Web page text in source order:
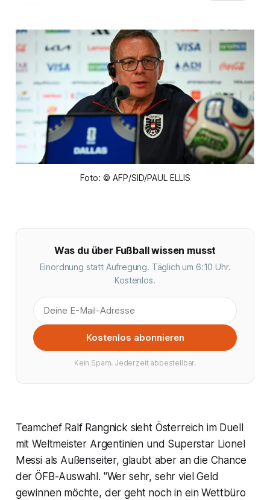
Foto: © AFP/SID/PAUL ELLIS
Was du über Fußball wissen musst
Einordnung statt Aufregung. Täglich um 6:10 Uhr.
Kostenlos.
Kostenlos abonnieren
Kein Spam. Jederzeit abbestellbar.
Teamchef Ralf Rangnick sieht Österreich im Duell
mit Weltmeister Argentinien und Superstar Lionel
Messi als Außenseiter, glaubt aber an die Chance
der ÖFB-Auswahl. "Wer sehr, sehr viel Geld
gewinnen möchte, der geht noch in ein Wettbüro